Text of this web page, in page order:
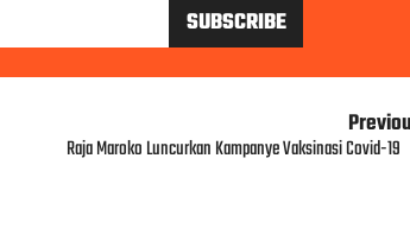
Raja Maroko Luncurkan Kampanye Vaksinasi Covid-19